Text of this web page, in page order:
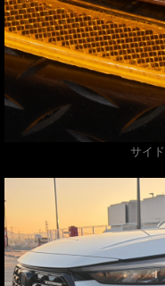
サイ